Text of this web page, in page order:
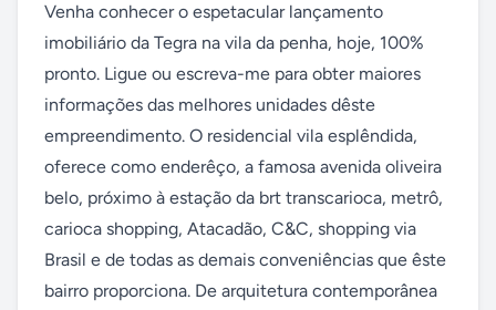
Venha conhecer o espetacular lançamento
imobiliário da Tegra na vila da penha, hoje, 100%
pronto. Ligue ou escreva-me para obter maiores
informações das melhores unidades dêste
empreendimento. O residencial vila esplêndida,
oferece como enderêço, a famosa avenida oliveira
belo, próximo à estação da brt transcarioca, metrô,
carioca shopping, Atacadão, C&C, shopping via
Brasil e de todas as demais conveniências que êste
bairro proporciona. De arquitetura contemporânea